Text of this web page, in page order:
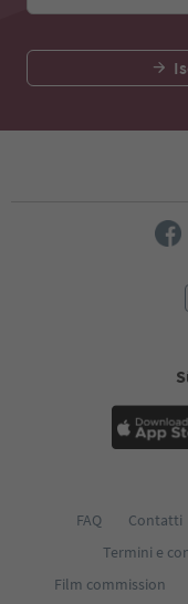
FAQ Contatti
Termini e
Film commission